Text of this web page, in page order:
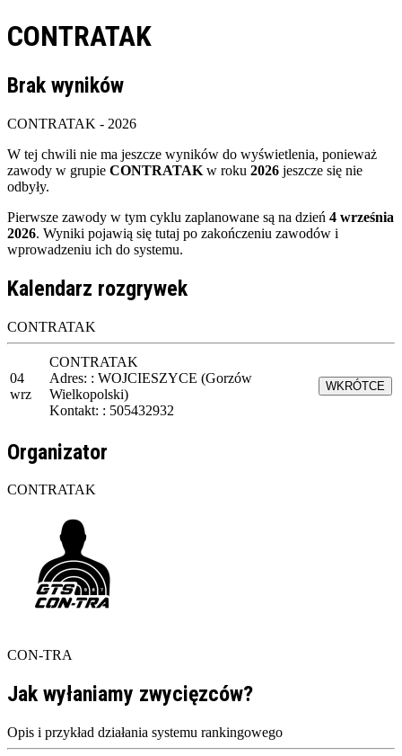
CONTRATAK
Brak wyników
CONTRATAK - 2026
W tej chwili nie ma jeszcze wyników do wyświetlenia, ponieważ
zawody w grupie CONTRATAK w roku 2026 jeszcze się nie
odbyły.
Pierwsze zawody w tym cyklu zaplanowane są na dzień 4 września
2026. Wyniki pojawią się tutaj po zakończeniu zawodów i
wprowadzeniu ich do systemu.
Kalendarz rozgrywek
CONTRATAK
04
wrz
CONTRATAK
Adres: : WOJCIESZYCE (Gorzów
Wielkopolski)
Kontakt: : 505432932
WKRÓTCE
Organizator
CONTRATAK
CON-TRA
Jak wyłaniamy zwycięzców?
Opis i przykład działania systemu rankingowego